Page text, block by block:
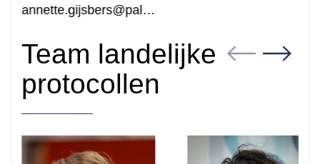
annette.gijsbers@palga.nl
Team landelijke
protocollen